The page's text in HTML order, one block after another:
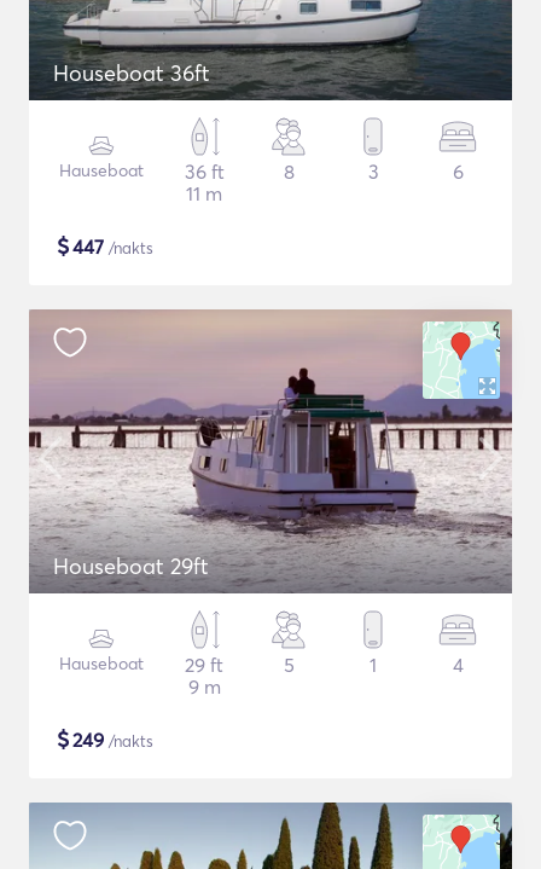
Houseboat 36ft
Hauseboat
36 ft
11 m
8 3 6
$447 /nakts
Houseboat 29ft
Hauseboat
29 ft
9 m
5 1 4
$249 /nakts